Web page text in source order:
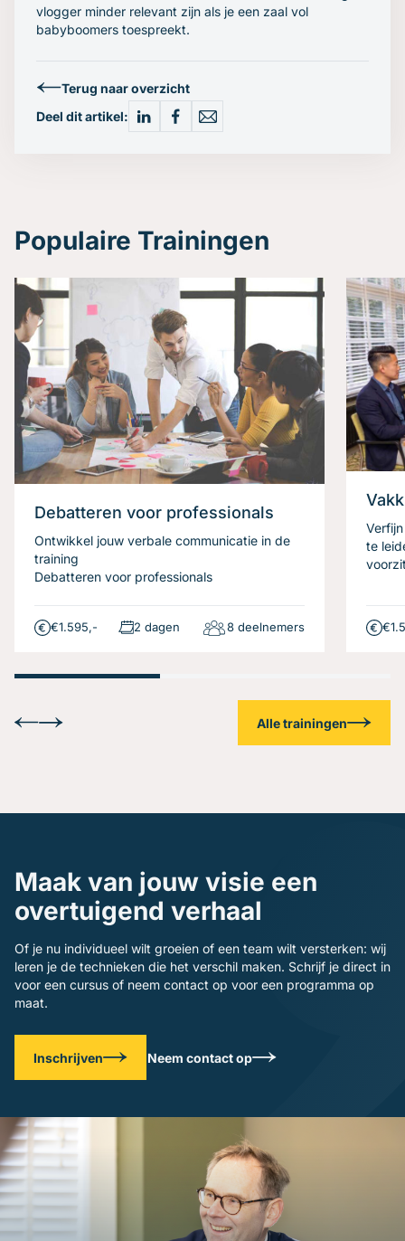
vlogger minder relevant zijn als je een zaal vol
babyboomers toespreekt.
Terug naar overzicht
Deel dit artikel:
Populaire Trainingen
Debatteren voor professionals
Ontwikkel jouw verbale communicatie in de
training
Debatteren voor professionals
€1.595,- 2 dagen 8 deelnemers
te
Alle trainingen
Maak van jouw visie een
overtuigend verhaal
Of je nu individueel wilt groeien of een team wilt versterken: wij
leren je de technieken die het verschil maken. Schrijf je direct in
voor een cursus of neem contact op voor een programma op
maat.
Inschrijven Neem contact op